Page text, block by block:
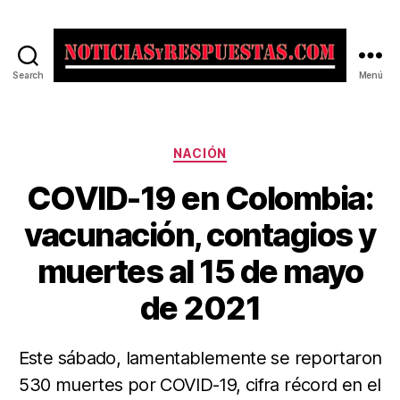
Search Menú
Categorías
NACIÓN
COVID-19 en Colombia:
vacunación, contagios y
muertes al 15 de mayo
de 2021
Este sábado, lamentablemente se reportaron
530 muertes por COVID-19, cifra récord en el